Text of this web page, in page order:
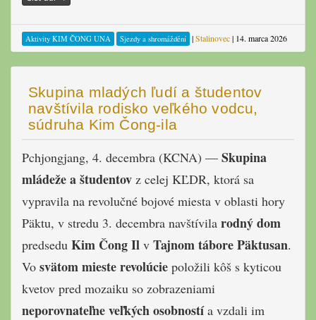
Aktivity KIM ČONG UNA Sjezdy a shromáždění |Stalinovec| 14. marca 2026
Skupina mladých ľudí a študentov
navštívila rodisko veľkého vodcu,
súdruha Kim Čong-ila
Pchjongjang, 4. decembra (KCNA) — Skupina
mládeže a študentov z celej KĽDR, ktorá sa
vypravila na revolučné bojové miesta v oblasti hory
Päktu, v stredu 3. decembra navštívila rodný dom
predsedu Kim Čong Il v Tajnom tábore Päktusan.
Vo svätom mieste revolúcie položili kôš s kyticou
kvetov pred mozaiku so zobrazeniami
neporovnateľne veľkých osobnostía vzdali im